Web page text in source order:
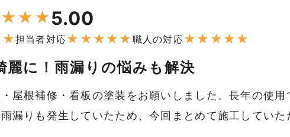
★★ ★5.00
★担当者対応★ ★ ★ ★ ★ 職人の対応★ ★ ★ ★ ★
麗に！雨漏りの悩みも解決
屋根補修・看板の塗装をお願いしました。長年の使用
漏りも発生していたため、今回まとめて施工していた